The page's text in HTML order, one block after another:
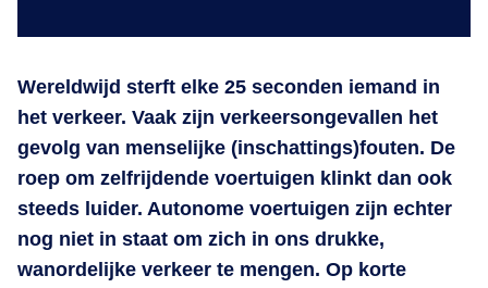
Wereldwijd sterft elke 25 seconden iemand in
het verkeer. Vaak zijn verkeersongevallen het
gevolg van menselijke (inschattings)fouten. De
roep om zelfrijdende voertuigen klinkt dan ook
steeds luider. Autonome voertuigen zijn echter
nog niet in staat om zich in ons drukke,
wanordelijke verkeer te mengen. Op korte